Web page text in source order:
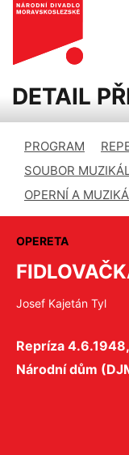
DETAIL
PROGRAM
SOUBOR
OPERNÍ A
OPERETA
Josef Kajetán Tyl
Repríza
Národní dům